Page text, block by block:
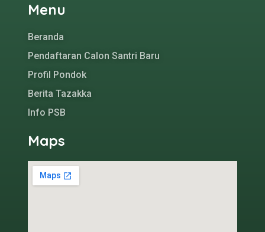
Menu
Beranda
Pendaftaran Calon Santri Baru
Profil Pondok
Berita Tazakka
Info PSB
Maps